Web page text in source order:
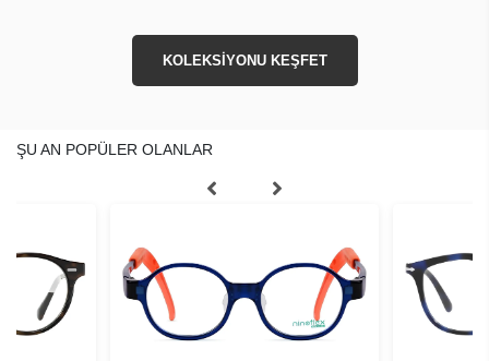
KOLEKSİYONU KEŞFET
ŞU AN POPÜLER OLANLAR